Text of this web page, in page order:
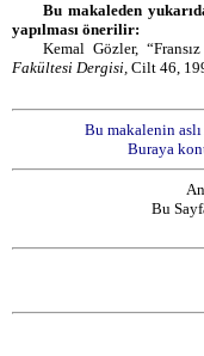
Bu makaleden
yapılması önerilir:
Kemal Gözler,
Fakültesi Dergisi, Cilt 46,
Bu makalenin aslı
Buraya
Bu